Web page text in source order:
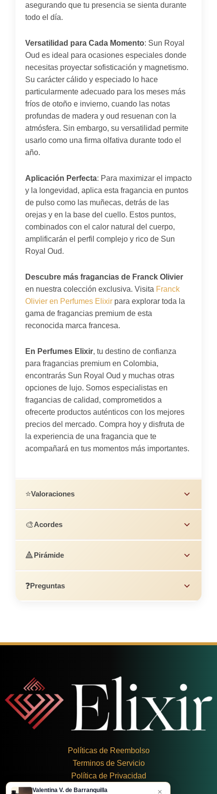
asegurando que tu presencia se sienta durante
todo el día.
Versatilidad para Cada Momento: Sun Royal
Oud es ideal para ocasiones especiales donde
necesitas proyectar sofisticación y magnetismo.
Su carácter cálido y especiado lo hace
particularmente adecuado para los meses más
fríos de otoño e invierno, cuando las notas
profundas de madera y oud resuenan con la
atmósfera. Sin embargo, su versatilidad permite
usarlo como una firma olfativa durante todo el
año.
Aplicación Perfecta: Para maximizar el impacto
y la longevidad, aplica esta fragancia en puntos
de pulso como las muñecas, detrás de las
orejas y en la base del cuello. Estos puntos,
combinados con el calor natural del cuerpo,
amplificarán el perfil complejo y rico de Sun
Royal Oud.
Descubre más fragancias de Franck Olivier
en nuestra colección exclusiva. Visita Franck
Olivier en Perfumes Elixir para explorar toda la
gama de fragancias premium de esta
reconocida marca francesa.
En Perfumes Elixir, tu destino de confianza
para fragancias premium en Colombia,
encontrarás Sun Royal Oud y muchas otras
opciones de lujo. Somos especialistas en
fragancias de calidad, comprometidos a
ofrecerte productos auténticos con los mejores
precios del mercado. Compra hoy y disfruta de
la experiencia de una fragancia que te
acompañará en tus momentos más importantes.
⭐Valoraciones
🎨Acordes
🔺Pirámide
❓Preguntas
Políticas de Reembolso
Terminos de Servicio
Política de Privacidad
Valentina V. de Barranquilla ×